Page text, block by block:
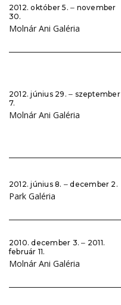
2012. október 5. ‒ november
30.
Molnár Ani Galéria
2012. június 29. ‒ szeptember
7.
Molnár Ani Galéria
2012. június 8. ‒ december 2.
Park Galéria
2010. december 3. ‒ 2011.
február 11.
Molnár Ani Galéria